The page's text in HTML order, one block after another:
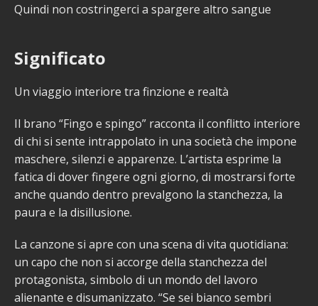
Quindi non costringerci a spargere altro sangue
Significato
Un viaggio interiore tra finzione e realtà
Il brano “Fingo e spingo” racconta il conflitto interiore
di chi si sente intrappolato in una società che impone
maschere, silenzi e apparenze. L’artista esprime la
fatica di dover fingere ogni giorno, di mostrarsi forte
anche quando dentro prevalgono la stanchezza, la
paura e la disillusione.
La canzone si apre con una scena di vita quotidiana:
un capo che non si accorge della stanchezza del
protagonista, simbolo di un mondo del lavoro
alienante e disumanizzato. “Se sei bianco sembri